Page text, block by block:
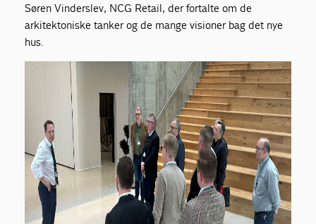
Søren Vinderslev, NCG Retail, der fortalte om de
arkitektoniske tanker og de mange visioner bag det nye
hus.